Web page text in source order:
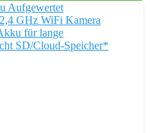
Aufgewertet
GHz WiFi Kamera
für lange
SD/Cloud-Speicher*